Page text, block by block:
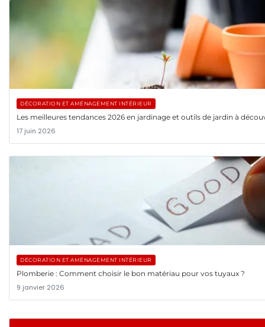
DÉCORATION ET AMÉNAGEMENT INTÉRIEUR
Les meilleures tendances 2026 en jardinage et outils de jardin à
17 juin 2026
DÉCORATION ET AMÉNAGEMENT INTÉRIEUR
Plomberie : Comment choisir le bon matériau pour vos tuyaux ?
9 janvier 2026